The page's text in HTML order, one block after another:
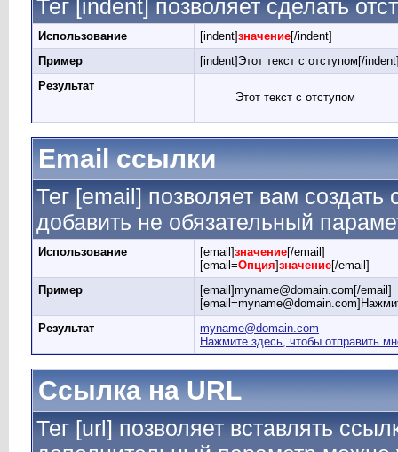
Тег [indent] позволяет сделать
Использование [indent]значение[/indent]
Пример
[indent]Этот текст с отступом[/
Результат
Этот текст с отступом
Email ссылки
Тег [email] позволяет вам
добавить не обязательный
Использование [email]значение[/email]
[email=Опция]значение[/email]
Пример
[email]myname@domain.com[/email]
Результат
myname@domain.com
Нажмите здесь, чтобы отправить
Ссылка на URL
Тег [url] позволяет вставлять